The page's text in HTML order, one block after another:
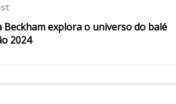
Beckham explora o universo do balé
2024